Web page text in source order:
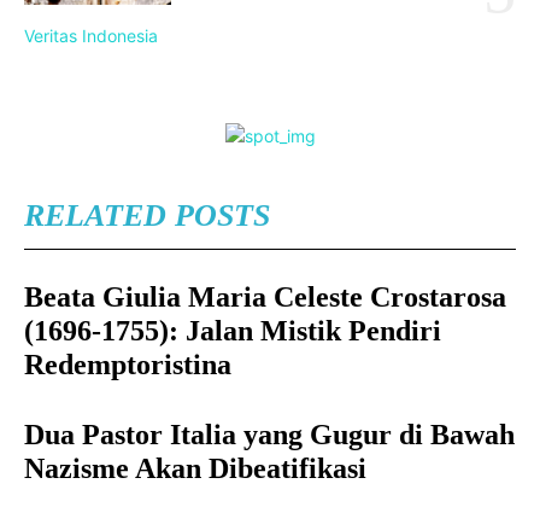
Veritas Indonesia
RELATED POSTS
Beata Giulia Maria Celeste Crostarosa
(1696-1755): Jalan Mistik Pendiri
Redemptoristina
Dua Pastor Italia yang Gugur di Bawah
Nazisme Akan Dibeatifikasi